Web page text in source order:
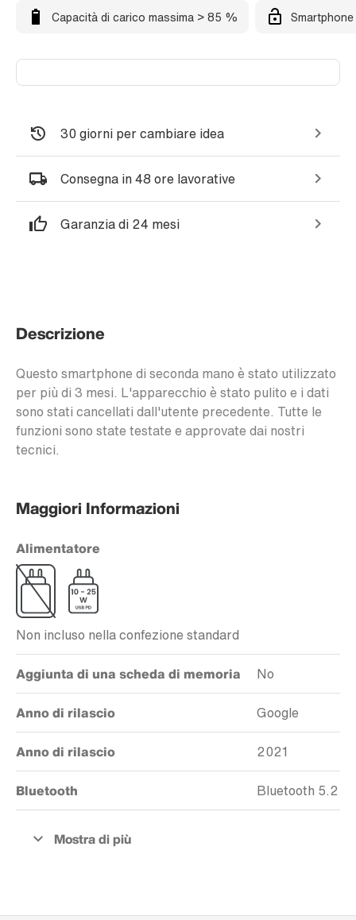
Capacità di carico massima > 85 %
30 giorni per cambiare idea
Consegna in 48 ore lavorative
Garanzia di 24 mesi
Descrizione
Questo smartphone di seconda mano è stato utilizzato
per più di 3 mesi. L'apparecchio è stato pulito e i dati
sono stati cancellati dall'utente precedente. Tutte le
funzioni sono state testate e approvate dai nostri
tecnici.
Maggiori Informazioni
Alimentatore
Non incluso nella confezione standard
Aggiunta di una scheda di memoria No
Anno di rilascio Google
Anno di rilascio 2021
Bluetooth Bluetooth 5.2